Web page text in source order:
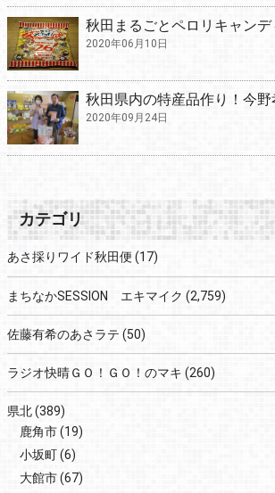
秋田まるごとペロリキャンデ
2020年06月10日
秋田県内の特産品作り！今野
2020年09月24日
カテゴリ
あさ採りワイド秋田便 (17)
まちなかSESSION エキマイク (2,759)
佐藤有希のあさラテ (50)
ラジオ快晴ＧＯ！ＧＯ！のマキ (260)
県北(389)
鹿角市(19)
小坂町(6)
大館市(67)